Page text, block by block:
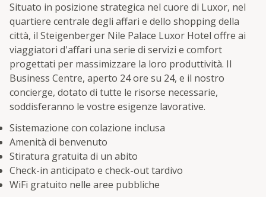
Situato in posizione strategica nel cuore di Luxor, nel
quartiere centrale degli affari e dello shopping della
città, il Steigenberger Nile Palace Luxor Hotel offre ai
viaggiatori d'affari una serie di servizi e comfort
progettati per massimizzare la loro produttività. Il
Business Centre, aperto 24 ore su 24, e il nostro
concierge, dotato di tutte le risorse necessarie,
soddisferanno le vostre esigenze lavorative.
Sistemazione con colazione inclusa
Amenità di benvenuto
Stiratura gratuita di un abito
Check-in anticipato e check-out tardivo
WiFi gratuito nelle aree pubbliche